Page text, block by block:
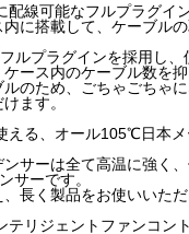
線可能なフルプラグイ
に搭載して、ケーブル
ルプラグインを採用し
ース内のケーブル数を抑
ルのため、ごちゃごちゃ
ます。
る、オール105℃日本メ
サーは全て高温に強く
サーです。
長く製品をお使いいただ
リジェントファンコン